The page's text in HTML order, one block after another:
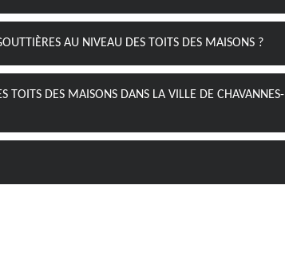
AU NIVEAU DES TOITS DES MAISONS ?
TOITS DES MAISONS DANS LA VILLE DE CHAVANNES-